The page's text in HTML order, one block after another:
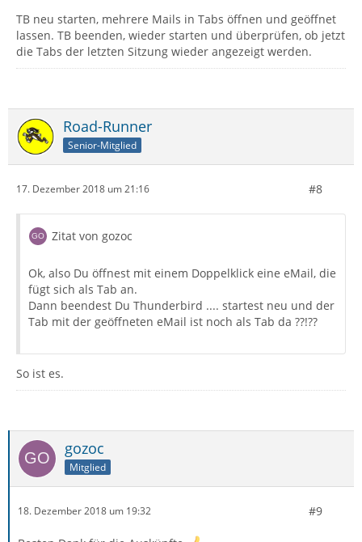
TB neu starten, mehrere Mails in Tabs öffnen und geöffnet
lassen. TB beenden, wieder starten und überprüfen, ob jetzt
die Tabs der letzten Sitzung wieder angezeigt werden.
Road-Runner
Senior-Mitglied
17. Dezember 2018 um 21:16 #8
Zitat von gozoc
Ok, also Du öffnest mit einem Doppelklick eine eMail, die
fügt sich als Tab an.
Dann beendest Du Thunderbird .... startest neu und der
Tab mit der geöffneten eMail ist noch als Tab da ??!??
So ist es.
gozoc
Mitglied
18. Dezember 2018 um 19:32 #9